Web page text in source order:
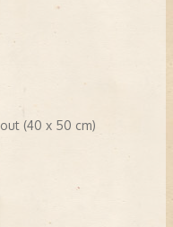
(40 x 50 cm)